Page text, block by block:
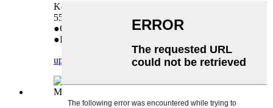
Koristi se u: Xerox 700, 700I, 770DCP, Color
550, 560, 570, C60, C70, C75, J75press
●Original
●Direktna prodaja iz fabrike
upit